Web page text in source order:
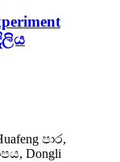
පාර,
Dongli